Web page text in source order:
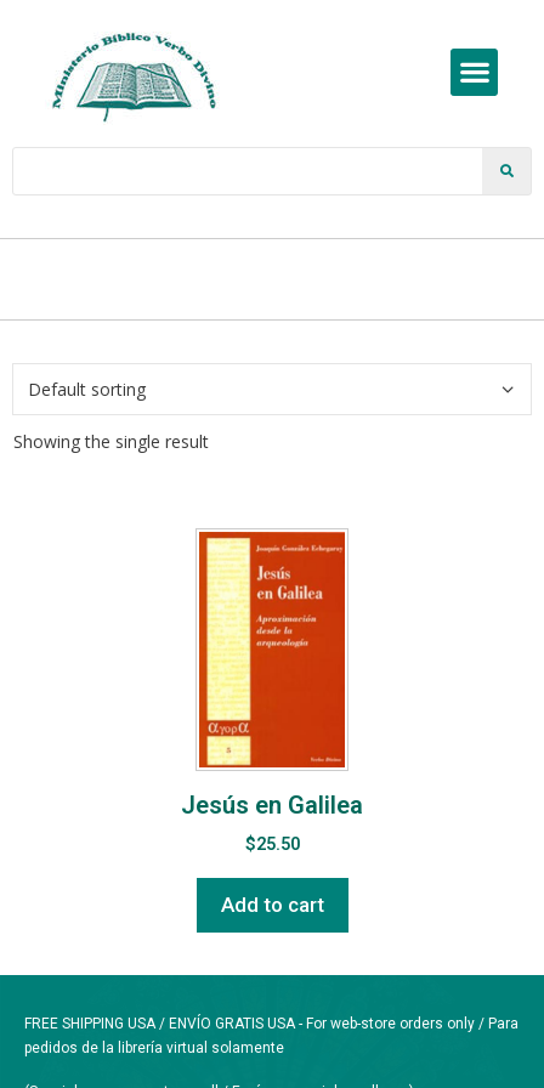
Showing the single result
Jesús en Galilea
$25.50
Add to cart
FREE SHIPPING USA / ENVÍO GRATIS USA - For web-store orders only / Para
pedidos de la librería virtual solamente